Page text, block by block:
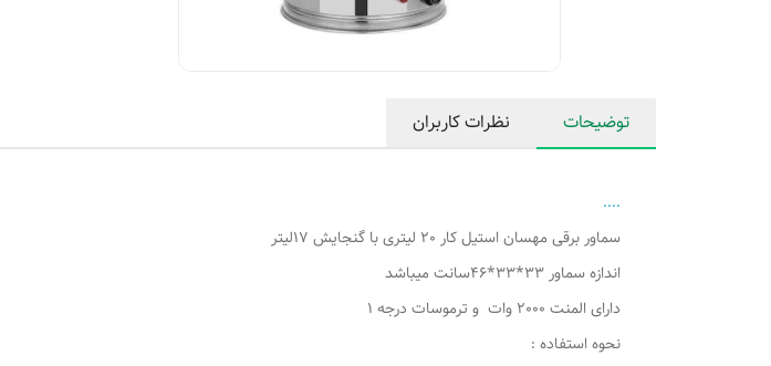
توضیحات نظرات کاربران
....
سماور برقی مهسان استیل کار 20 لیتری با گنجایش 17لیتر
اندازه سماور 33*33*46سانت میباشد
دارای المنت 2000 وات و ترموسات درجه 1
نحوه استفاده :